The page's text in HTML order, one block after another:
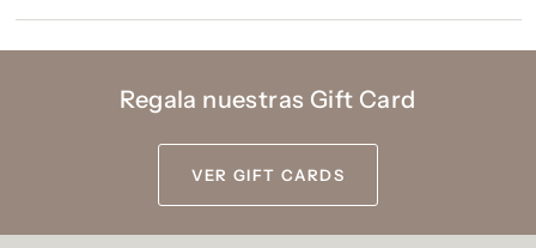
Regala nuestras Gift Card
VER GIFT CARDS